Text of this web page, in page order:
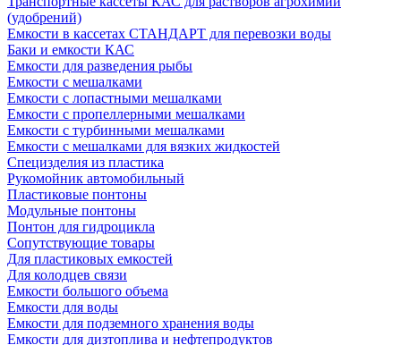
(удобрений)
Емкости в кассетах СТАНДАРТ для перевозки воды
Баки и емкости КАС
Емкости для разведения рыбы
Емкости с мешалками
Емкости с лопастными мешалками
Емкости с пропеллерными мешалками
Емкости с турбинными мешалками
Емкости с мешалками для вязких жидкостей
Специзделия из пластика
Рукомойник автомобильный
Пластиковые понтоны
Модульные понтоны
Понтон для гидроцикла
Сопутствующие товары
Для пластиковых емкостей
Для колодцев связи
Емкости большого объема
Емкости для воды
Емкости для подземного хранения воды
Емкости для дизтоплива и нефтепродуктов